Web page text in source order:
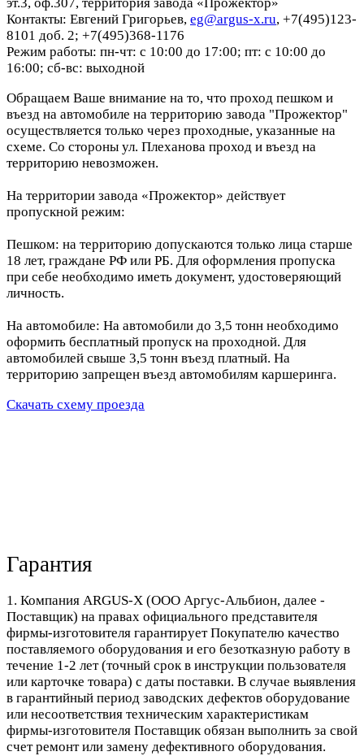
эт.3, оф.307, территория завода «Прожектор»
Контакты: Евгений Григорьев, eg@argus-x.ru, +7(495)123-
8101 доб. 2; +7(495)368-1176
Режим работы: пн-чт: с 10:00 до 17:00; пт: с 10:00 до
16:00; сб-вс: выходной
Обращаем Ваше внимание на то, что проход пешком и
въезд на автомобиле на территорию завода "Прожектор"
осуществляется только через проходные, указанные на
схеме. Со стороны ул. Плеханова проход и въезд на
территорию невозможен.
На территории завода «Прожектор» действует
пропускной режим:
Пешком: на территорию допускаются только лица старше
18 лет, граждане РФ или РБ. Для оформления пропуска
при себе необходимо иметь документ, удостоверяющий
личность.
На автомобиле: На автомобили до 3,5 тонн необходимо
оформить бесплатный пропуск на проходной. Для
автомобилей свыше 3,5 тонн въезд платный. На
территорию запрещен въезд автомобилям каршеринга.
Скачать схему проезда
Гарантия
1. Компания ARGUS-X (ООО Аргус-Альбион, далее -
Поставщик) на правах официального представителя
фирмы-изготовителя гарантирует Покупателю качество
поставляемого оборудования и его безотказную работу в
течение 1-2 лет (точный срок в инструкции пользователя
или карточке товара) с даты поставки. В случае выявления
в гарантийный период заводских дефектов оборудование
или несоответствия техническим характеристикам
фирмы-изготовителя Поставщик обязан выполнить за свой
счет ремонт или замену дефективного оборудования.